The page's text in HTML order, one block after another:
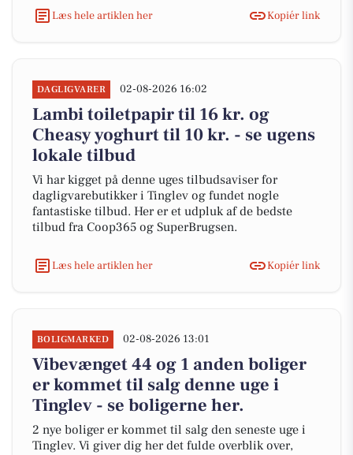
Læs hele artiklen her
Kopiér link
DAGLIGVARER 02-08-2026 16:02
Lambi toiletpapir til 16 kr. og
Cheasy yoghurt til 10 kr. - se ugens
lokale tilbud
Vi har kigget på denne uges tilbudsaviser for
dagligvarebutikker i Tinglev og fundet nogle
fantastiske tilbud. Her er et udpluk af de bedste
tilbud fra Coop365 og SuperBrugsen.
Læs hele artiklen her Kopiér link
BOLIGMARKED 02-08-2026 13:01
Vibevænget 44 og 1 anden boliger
er kommet til salg denne uge i
Tinglev - se boligerne her.
2 nye boliger er kommet til salg den seneste uge i
Tinglev. Vi giver dig her det fulde overblik over,